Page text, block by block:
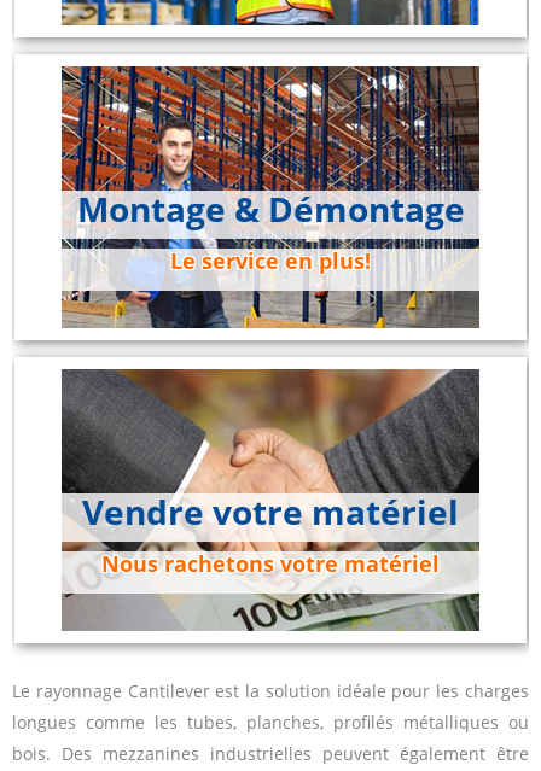
Montage & Démontage
Le service en plus!
Vendre votre matériel
Nous rachetons votre matériel
Le rayonnage Cantilever est la solution idéale pour les charges
longues comme les tubes, planches, profilés métalliques ou
bois. Des mezzanines industrielles peuvent également être